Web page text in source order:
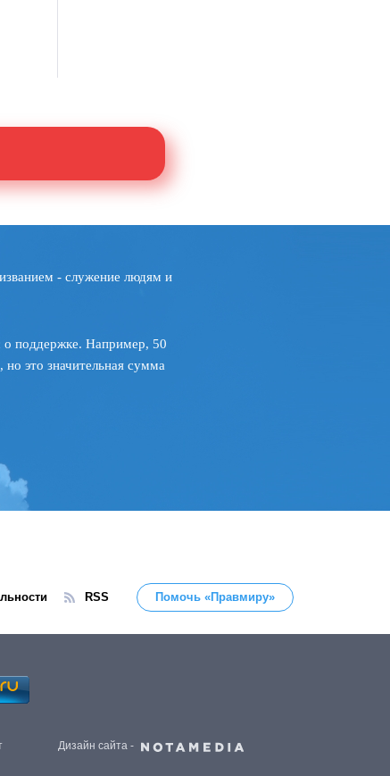
- служение людям и
о поддержке. Например, 50
это значительная сумма
RSS Помочь «Правмиру»
Дизайн сайта -